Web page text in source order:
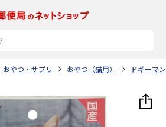
おやつ・サプリ おやつ（猫用） ドギーマ